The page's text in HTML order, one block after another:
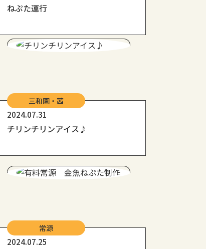
ねぷた運行
三和園・茜
2024.07.31
チリンチリンアイス♪
常源
2024.07.25